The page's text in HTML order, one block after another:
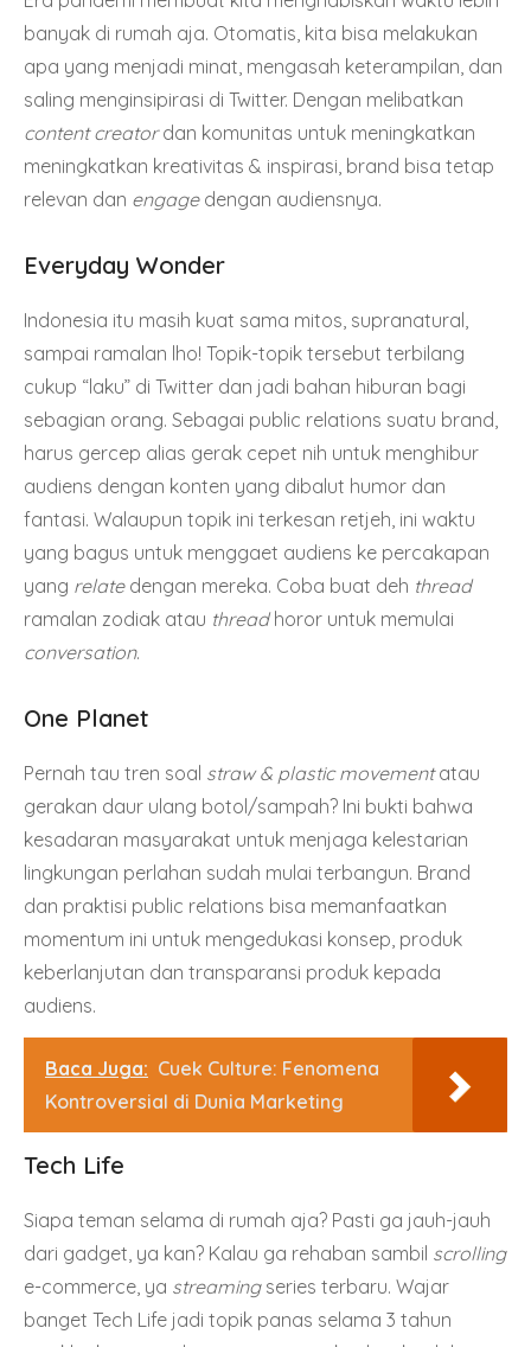
banyak di rumah aja. Otomatis, kita bisa melakukan
apa yang menjadi minat, mengasah keterampilan, dan
saling menginsipirasi di Twitter. Dengan melibatkan
content creatordan komunitas untuk meningkatkan
meningkatkan kreativitas & inspirasi, brand bisa tetap
relevan dan engagedengan audiensnya.
Everyday Wonder
Indonesia itu masih kuat sama mitos, supranatural,
sampai ramalan lho! Topik-topik tersebut terbilang
cukup “laku” di Twitter dan jadi bahan hiburan bagi
sebagian orang. Sebagai public relations suatu brand,
harus gercep alias gerak cepet nih untuk menghibur
audiens dengan konten yang dibalut humor dan
fantasi. Walaupun topik ini terkesan retjeh, ini waktu
yang bagus untuk menggaet audiens ke percakapan
yang relatedengan mereka. Coba buat deh thread
ramalan zodiak atau threadhoror untuk memulai
conversation.
One Planet
Pernah tau tren soal straw & plastic movementatau
gerakan daur ulang botol/sampah? Ini bukti bahwa
kesadaran masyarakat untuk menjaga kelestarian
lingkungan perlahan sudah mulai terbangun. Brand
dan praktisi public relations bisa memanfaatkan
momentum ini untuk mengedukasi konsep, produk
keberlanjutan dan transparansi produk kepada
audiens.
Baca Juga: Cuek Culture: Fenomena
Kontroversial di Dunia Marketing
Tech Life
Siapa teman selama di rumah aja? Pasti ga jauh-jauh
dari gadget, ya kan? Kalau ga rehaban sambil scrolling
e-commerce, ya streamingseries terbaru. Wajar
banget Tech Life jadi topik panas selama 3 tahun